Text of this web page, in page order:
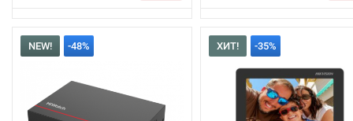
NEW! -48% ХИТ! -35%